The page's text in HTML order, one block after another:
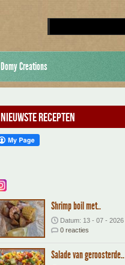
Domy Creations
Nieuwste recepten
Shrimp boil met..
Datum: 13 - 07 - 2026
0 reacties
Salade van geroosterde..